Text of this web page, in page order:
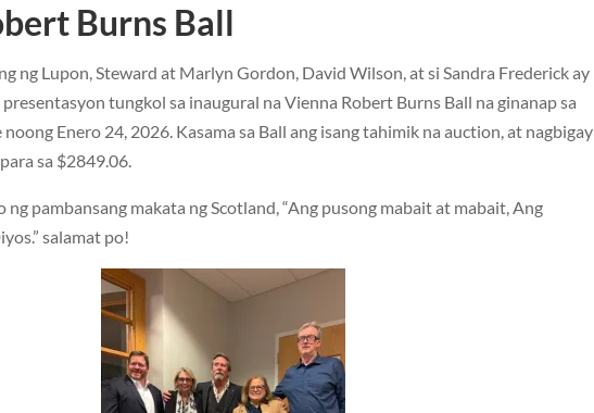
Burns Ball
ng Lupon, Steward at Marlyn Gordon, David Wilson, at si Sandra Frederick ay
tungkol sa inaugural na Vienna Robert Burns Ball na ginanap sa
Enero 24, 2026. Kasama sa Ball ang isang tahimik na auction, at nagbigay
sa $2849.06.
ng pambansang makata ng Scotland, “Ang pusong mabait at mabait, Ang
salamat po!